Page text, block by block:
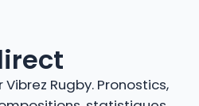
Rugby. Pronostics,